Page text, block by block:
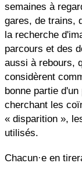
semaines à
gares, de trains,
la recherche
parcours et des
aussi à rebours,
considèrent
bonne partie
cherchant les
« disparition »,
utilisés.
Chacun·e en